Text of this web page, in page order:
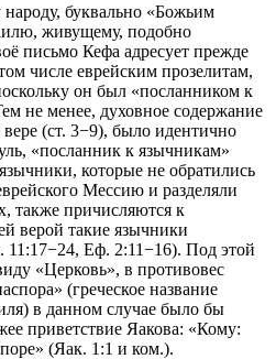
буквально «Божьим
живущему, подобно
письмо Кефа адресует прежде
числе еврейским прозелитам,
он был «посланником к
не менее, духовное содержание
(ст. 3−9), было идентично
«посланник к язычникам»
которые не обратились
Мессию и разделяли
также причисляются к
верой такие язычники
Еф. 2:11−16). Под этой
«Церковь», в противовес
(греческое название
в данном случае было бы
приветствие Яакова: «Кому:
(Яак. 1:1 и ком.).